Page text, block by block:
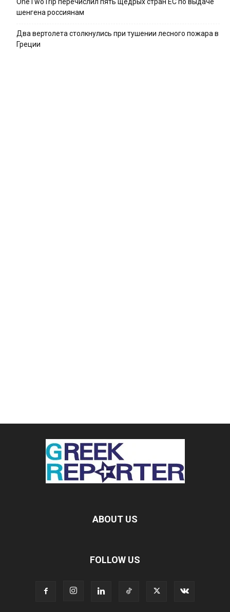
шенгена россиянам
Два вертолета столкнулись при тушении лесного пожара в
Греции
ABOUT US
FOLLOW US